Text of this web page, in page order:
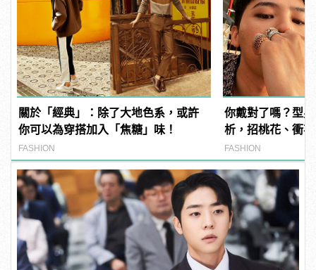
關於「經典」：除了大地色系，或許
你可以為穿搭加入「焦糖」味！
FASHION
你戴對了嗎？型
析，招桃花、衝
FASHION